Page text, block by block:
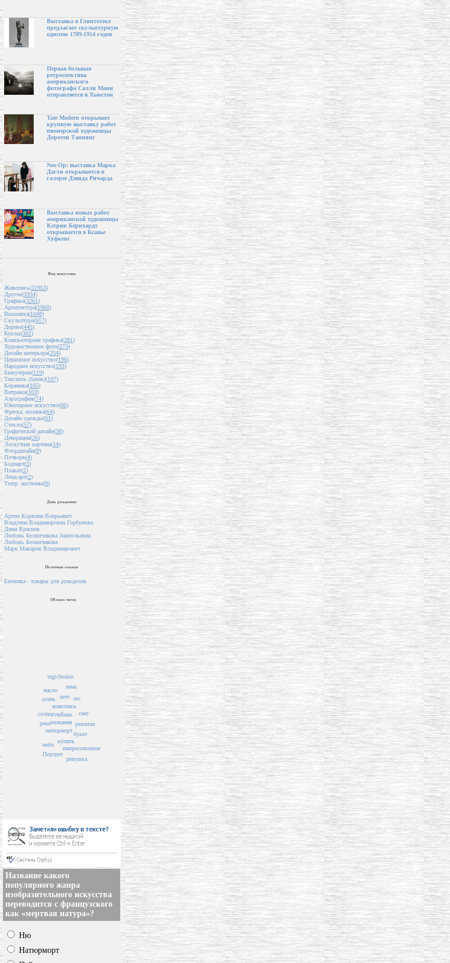
Выставка в Глиптотеке
предлагает скульптурную
одиссею 1789-1914 годов
Первая большая
ретроспектива
американского
фотографа Салли Манн
отправляется в Хьюстон
Tate Modern открывает
крупную выставку работ
пионерской художницы
Доротеи Таннинг
Neo-Op: выставка Марка
Дагли открывается в
галерее Дэвида Ричарда
Выставка новых работ
американской художницы
Кэтрин Бернхардт
открывается в Ксавье
Хуфкенс
Вид искусства
Живопись(22953)
Другое(3334)
Графика(3261)
Архитектура(1969)
Вышивка(1048)
Скульптура(617)
Дерево(445)
Куклы(302)
Компьютерная графика(281)
Художественное фото(273)
Дизайн интерьера(254)
Церковное искусство(196)
Народное искусство(193)
Бижутерия(119)
Текстиль (батик)(107)
Керамика(105)
Витражи(103)
Аэрография(74)
Ювелирное искусство(66)
Фреска, мозаика(64)
Дизайн одежды(61)
Стекло(57)
Графический дизайн(38)
Декорации(26)
Лоскутная картина(14)
Флордизайн(9)
Пэчворк(4)
Бодиарт(3)
Плакат(2)
Ленд-арт(2)
Театр. костюмы(0)
День рождения
Артем Коряпин Влерьевич
Владлена Владимировна Горбунова
Дима Краснов
Любовь Белянчикова Анатольевна
Любовь Белянчикова
Марк Макаров Владимирович
Полезные ссылки
Ежевика - товары для рукоделия
Облако тегов
пейзаж
названия
живопись
лето
натюрморт
купить
солнце
лес
зима
осень
букет
масло
река
снег
tegicheskie
реализм
небо
импрессионизм
Портрет
девушка
Название какого
популярного жанра
изобразительного искусства
переводится с французского
как «мертвая натура»?
Ню
Натюрморт